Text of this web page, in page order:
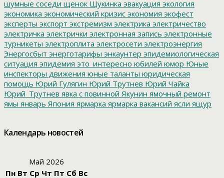
шумные соседи щенок Щукинка эвакуация экология
экономика экономический кризис экономия экофест
эксперты экспорт экстремизм электрика электричество
электричка электрички электронная запись электронные
турникеты электроплита электросети электроэнергия
Энергосбыт энерготарифы энкаунтер эпидемиологическая
ситуация эпидемия это_интересно юбилей юмор Юные
инспекторы движения юные таланты юридическая
помощь Юрий Гулягин Юрий Трутнев Юрий Чайка
Юрий_Трутнев явка с повинной Якунин ямочный ремонт
ямы январь Япония ярмарка ярмарка вакансий ясли ящур
Календарь новостей
Май 2026
Пн Вт Ср Чт Пт Сб Вс